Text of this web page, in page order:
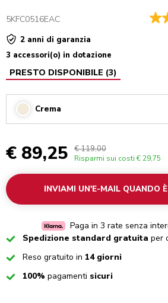
5KFC0516EAC
2 anni di garanzia
3 accessori(o) in dotazione
PRESTO DISPONIBILE (3)
Crema
€ 89,25 € 119,00
Risparmi sui costi € 29,75
INVIAMI UN'E-MAIL QUANDO
Paga in 3 rate senza
CheckedSpedizione standard gratuita per
CheckedReso gratuito in 14 giorni
Checked
100% pagamenti sicuri